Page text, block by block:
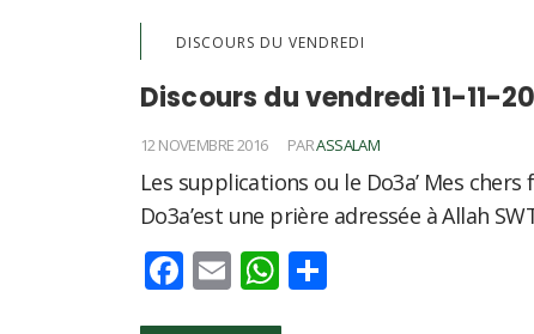
DISCOURS DU VENDREDI
Discours du vendredi 11-11-
12 NOVEMBRE 2016 PARASSALAM
Les supplications ou le Do3a’ Mes
Do3a’est une prière adressée à Allah
Facebook
EmailWhatsApp